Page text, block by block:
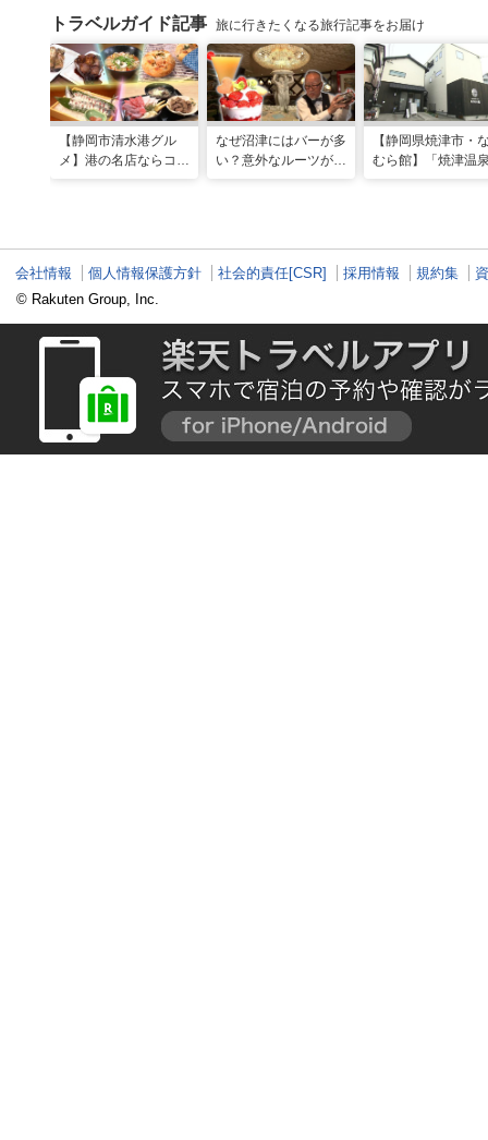
トラベルガイド記事 旅に行きたくなる旅行記事をお届け
【静岡市清水港グル
メ】港の名店ならコ
なぜ沼津にはバーが多
い？意外なルーツがわ
【静岡県焼津市・
むら館】「焼津温
会社情報 個人情報保護方針 社会的責任[CSR] 採用情報 規約集
© Rakuten Group, Inc.